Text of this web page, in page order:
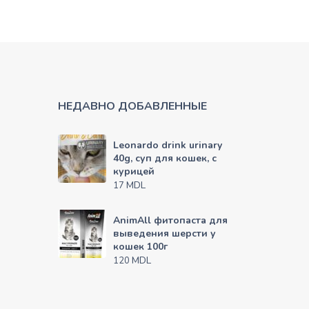
НЕДАВНО ДОБАВЛЕННЫЕ
Leonardo drink urinary
40g, суп для кошек, с
курицей
17 MDL
AnimAll фитопаста для
выведения шерсти у
кошек 100г
120 MDL